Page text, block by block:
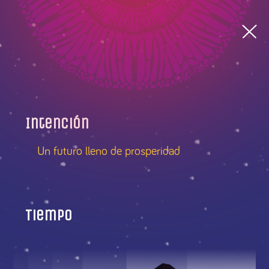
Intención
Un futuro lleno de prosperidad
Tiempo